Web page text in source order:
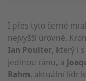
I přes tyto černé
nejvyšší úrovně.
Ian Poulter, který i
jedinou ránu, a
Rahm, aktuální lídr